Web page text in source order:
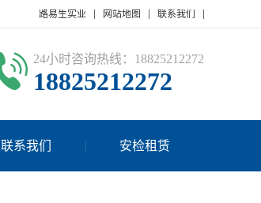
路易生实业 网站地图 联系我们
24小时咨询热线：18825212272
18825212272
联系我们 安检租赁